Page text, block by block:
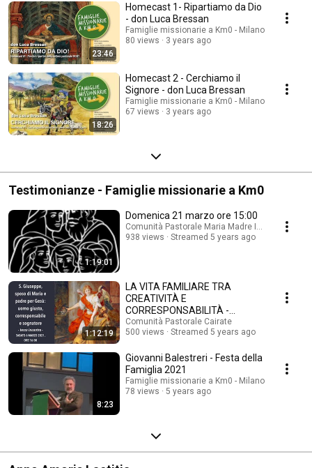
23:46
Homecast 1- Ripartiamo da Dio
- don Luca Bressan
Famiglie missionarie a Km0 - Milano
80 views
3 years ago
18:26
Homecast 2 - Cerchiamo il
Signore - don Luca Bressan
Famiglie missionarie a Km0 - Milano
67 views
3 years ago
Testimonianze - Famiglie missionarie a Km0
1:19:01
Domenica 21 marzo ore 15:00
Comunità Pastorale Maria Madre Immacolata
938 views
Streamed 5 years ago
1:12:19
LA VITA FAMILIARE TRA
CREATIVITÀ E
CORRESPONSABILITÀ -
Eugenio Di Giovine
Comunità Pastorale Cairate
500 views
Streamed 5 years ago
8:23
Giovanni Balestreri - Festa della
Famiglia 2021
Famiglie missionarie a Km0 - Milano
78 views
5 years ago